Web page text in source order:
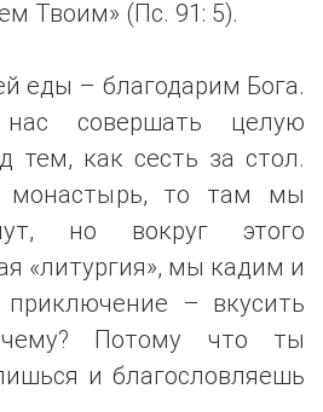
Твоим» (Пс. 91: 5).
еды – благодарим Бога.
совершать целую
тем, как сесть за стол.
монастырь, то там мы
но вокруг этого
«литургия», мы кадим и
– вкусить
Потому что ты
и благословляешь